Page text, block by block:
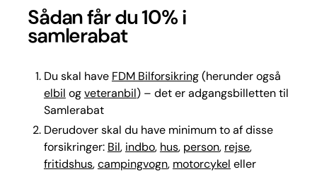
Sådan får du 10% i
samlerabat​
Du skal have FDM Bilforsikring(herunder også
elbil ogveteranbil) – det er adgangsbilletten til
Samlerabat​
Derudover skal du have minimum to af disse
forsikringer: Bil, indbo, hus, person, rejse,
fritidshus,campingvogn, motorcykel eller